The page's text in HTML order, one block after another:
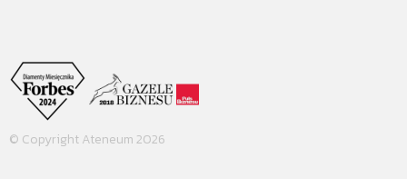
© Copyright Ateneum 2026